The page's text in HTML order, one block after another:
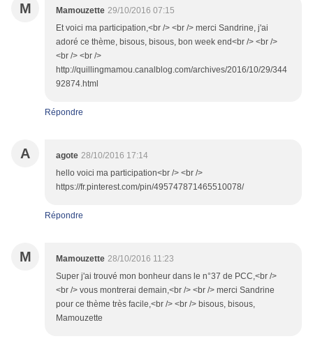
M Mamouzette 29/10/2016 07:15
Et voici ma participation,<br /> <br /> merci Sandrine, j'ai
adoré ce thème, bisous, bisous, bon week end<br /> <br />
<br /> <br />
http://quillingmamou.canalblog.com/archives/2016/10/29/344
92874.html
Répondre
A agote 28/10/2016 17:14
hello voici ma participation<br /> <br />
https://fr.pinterest.com/pin/495747871465510078/
Répondre
M Mamouzette 28/10/2016 11:23
Super j'ai trouvé mon bonheur dans le n°37 de PCC,<br />
<br /> vous montrerai demain,<br /> <br /> merci Sandrine
pour ce thème très facile,<br /> <br /> bisous, bisous,
Mamouzette